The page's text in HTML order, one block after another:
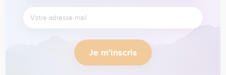
Je m'inscris